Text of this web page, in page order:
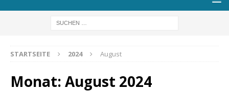
STARTSEITE 2024 August
Monat: August 2024